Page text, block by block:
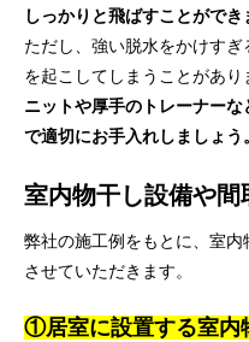
しっかりと飛ばすことができ
ただし、強い脱水をかけす
を起こしてしまうことがあ
ニットや厚手のトレーナー
で適切にお手入れしましょう
室内物干し設備や間
弊社の施工例をもとに、室
させていただきます。
①居室に設置する室内